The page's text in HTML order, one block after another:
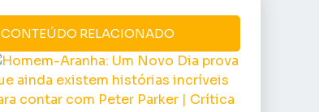
CONTEÚDO RELACIONADO